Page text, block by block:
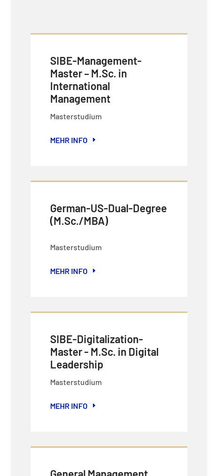
SIBE-Management-
Master – M.Sc. in
International
Management
Masterstudium
MEHR INFO
German-US-Dual-Degree
(M.Sc./MBA)
Masterstudium
MEHR INFO
SIBE-Digitalization-
Master - M.Sc. in Digital
Leadership
Masterstudium
MEHR INFO